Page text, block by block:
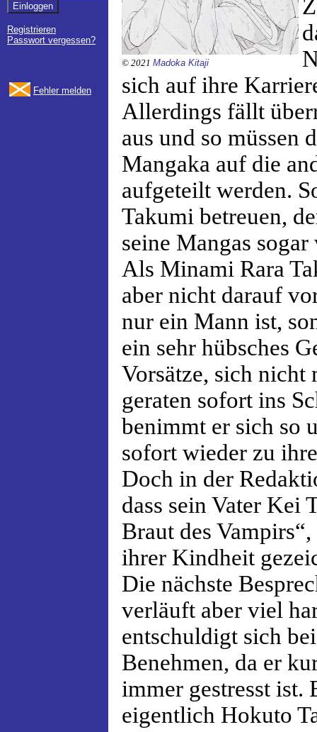
Registrieren
Passwort vergessen?
Fehler melden
© 2021 Madoka Kitaji
sich auf ihre
Allerdings fällt
aus und so müssen
Mangaka auf die
aufgeteilt werden.
Takumi betreuen,
seine Mangas
Als Minami Rara
aber nicht darauf
nur ein Mann ist,
ein sehr hübsches
Vorsätze, sich nicht
geraten sofort ins
benimmt er sich so
sofort wieder zu
Doch in der
dass sein Vater Kei
Braut des
ihrer Kindheit
Die nächste
verläuft aber viel
entschuldigt sich
Benehmen, da er
immer gestresst ist.
eigentlich Hokuto